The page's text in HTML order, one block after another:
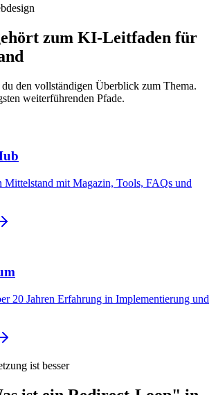
zum KI-Leitfaden für
den vollständigen Überblick zum Thema.
weiterführenden Pfade.
mit Magazin, Tools, FAQs und
20 Jahren Erfahrung in Implementierung und
ist besser